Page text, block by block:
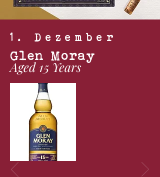
1. Dezember
Glen Moray
Aged 15 Years